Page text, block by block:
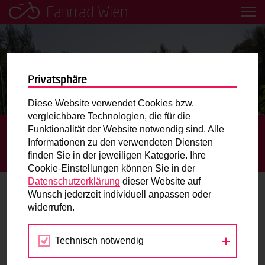
Fahrrad Wien
Leih dir einfach ein Transportfahrrad in deiner Nähe aus!
Mobilitätsbildung für Kinder und
Jugendliche
Radweg-Projektkarte
Routenplaner
Mit dem Fahrrad in Wien unterwegs? Hier finden Sie die
beste Route.
Wunschbox
Sie haben ein Anliegen zum Radverkehr? Schreiben Sie
STARTSEITE
DÜRRE & REICHE LIESING – SCHWECHAT –
DONAU
DÜRRE & REICHE LIESING – SCHWECHAT –
DONAU
Dürre & Reiche Liesing – Schwechat –
Donau
Mobilitätsagentur Wien
Privatsphäre
Diese Website verwendet Cookies bzw.
vergleichbare Technologien, die für die
Funktionalität der Website notwendig sind. Alle
Informationen zu den verwendeten Diensten
finden Sie in der jeweiligen Kategorie. Ihre
Cookie-Einstellungen können Sie in der
Datenschutzerklärung dieser Website auf
Wunsch jederzeit individuell anpassen oder
widerrufen.
Technisch notwendig